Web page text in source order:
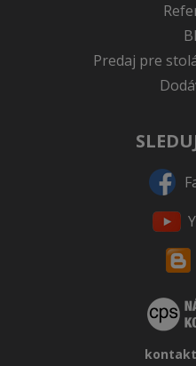
Predaj pre